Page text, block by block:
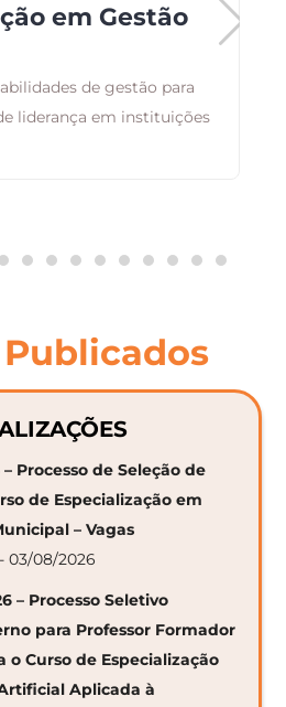
em Gestão
de gestão para
liderança em instituições
Processo de Seleção de
de Especialização em
– Vagas
- 03/08/2026
– Processo Seletivo
para Professor Formador
o Curso de Especialização
Aplicada à